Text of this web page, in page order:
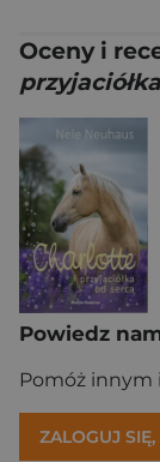
Oceny i
Powiedz
Pomóż innym
ZALOGUJ